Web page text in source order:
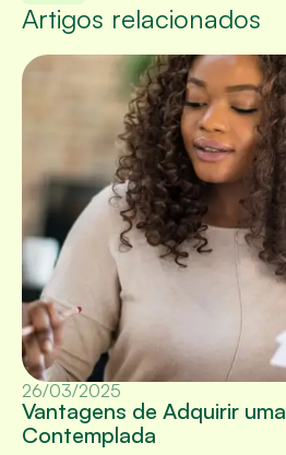
Artigos relacionados
26/03/2025
Vantagens de Adquirir
Contemplada